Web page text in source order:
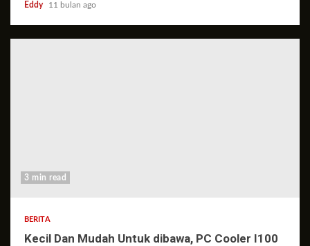
Eddy 11 bulan ago
3 min read
BERITA
Kecil Dan Mudah Untuk dibawa, PC Cooler I100